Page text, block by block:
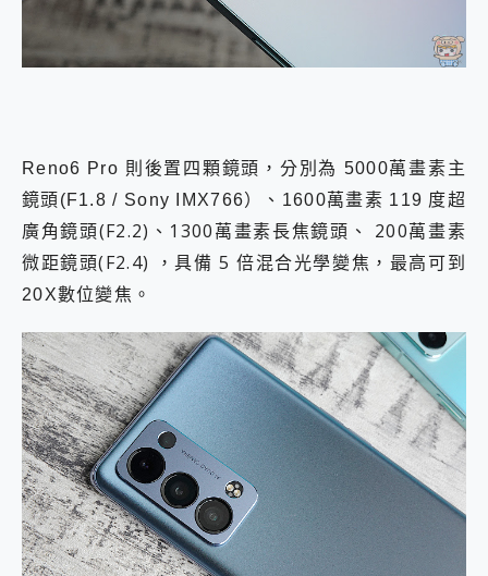
Reno6 Pro 則後置四顆鏡頭，分別為 5000萬畫素主
鏡頭(F1.8 / Sony IMX766）、1600萬畫素 119 度超
廣角鏡頭(F2.2)、1300萬畫素長焦鏡頭、 200萬畫素
微距鏡頭(F2.4) ，具備 5 倍混合光學變焦，最高可到
20X數位變焦。